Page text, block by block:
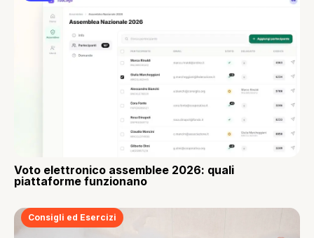
Voto elettronico assemblee 2026: quali
piattaforme funzionano
Consigli ed Esercizi